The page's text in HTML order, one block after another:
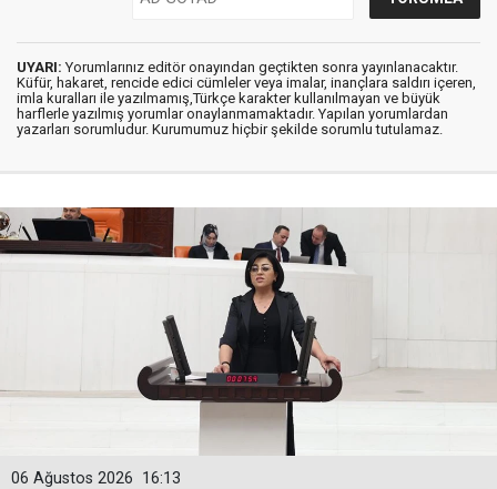
UYARI: Yorumlarınız editör onayından geçtikten sonra yayınlanacaktır.
Küfür, hakaret, rencide edici cümleler veya imalar, inançlara saldırı içeren,
imla kuralları ile yazılmamış,Türkçe karakter kullanılmayan ve büyük
harflerle yazılmış yorumlar onaylanmamaktadır. Yapılan yorumlardan
yazarları sorumludur. Kurumumuz hiçbir şekilde sorumlu tutulamaz.
16:13
06 Ağustos 2026